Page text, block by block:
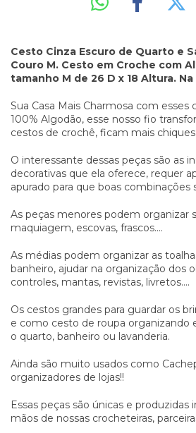
Cesto Cinza Escuro de Quarto e
Couro M. Cesto em Croche com
tamanho M de 26 D x 18 Altura.
Sua Casa Mais Charmosa com esses
100% Algodão, esse nosso fio
cestos de crochê, ficam mais
O interessante dessas peças são as
decorativas que ela oferece, requer
apurado para que boas combinações
As peças menores podem organizar
maquiagem, escovas, frascos....
As médias podem organizar as
banheiro, ajudar na organização dos
controles, mantas, revistas, livretos....
Os cestos grandes para guardar os
e como cesto de roupa organizando
o quarto, banheiro ou lavanderia.
Ainda são muito usados como
organizadores de lojas!!
Essas peças são únicas e
mãos de nossas crocheteiras,